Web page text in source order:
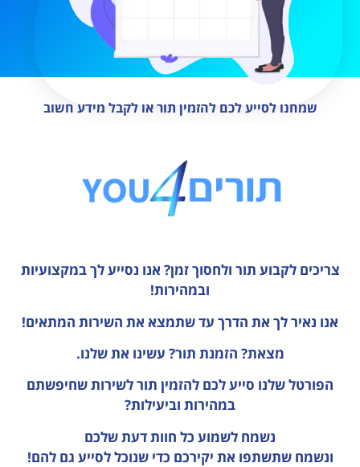
שמחנו לסייע לכם להזמין תור או לקבל מידע חשוב
צריכים לקבוע תור ולחסוך זמן? אנו נסייע לך במקצועיות
ובמהירות!
אנו נאיר לך את הדרך עד שתמצא את השירות המתאים!
מצאת? הזמנת תור? עשינו את שלנו.
הפורטל שלנו סייע לכם להזמין תור לשירות שחיפשתם
במהירות וביעילות?
נשמח לשמוע כל חוות דעתשלכם
ונשמח שתשתפו את יקירכם כדי שנוכל לסייע גם להם!